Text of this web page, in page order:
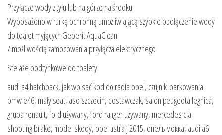
Przyłącze wody z tyłu lub na górze na środku
Wyposażono w rurkę ochronną umożliwiającą szybkie podłączenie wody
do toalet myjących Geberit AquaClean
Z możliwością zamocowania przyłącza elektrycznego
Stelaże podtynkowe do toalety
audi a4 hatchback, jak wpisać kod do radia opel, czujniki parkowania
bmw e46, mały seat, aso szczecin, dostawczak, salon peugeota legnica,
grupa renault, ford używany, ford ranger używany, mercedes cla
shooting brake, model skody, opel astra j 2015, опель мокка, audi a6